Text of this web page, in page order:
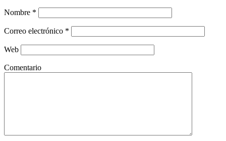
Nombre *
Correo electrónico *
Web
Comentario